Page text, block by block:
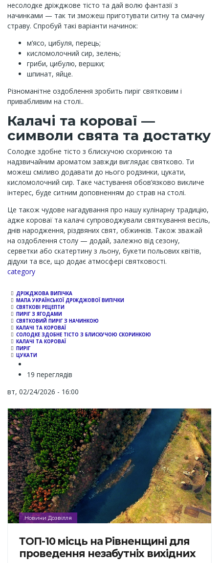
несолодке дріжджове тісто та дай волю фантазії з
начинками — так ти зможеш приготувати ситну та смачну
страву. Спробуй такі варіанти начинок:
м’ясо, цибуля, перець;
кисломолочний сир, зелень;
гриби, цибулю, вершки;
шпинат, яйце.
Різноманітне оздоблення зробить пиріг святковим і
привабливим на столі..
Калачі та короваї —
символи свята та достатку
Солодке здобне тісто з блискучою скоринкою та
надзвичайним ароматом завжди виглядає святково. Ти
можеш сміливо додавати до нього родзинки, цукати,
кисломолочний сир. Таке частування обов’язково викличе
інтерес, буде ситним доповненням до страв на столі.
Це також чудове нагадування про нашу кулінарну традицію,
адже короваї та калачі супроводжували святкування весіль,
днів народження, різдвяних свят, обжинків. Також зважай
на оздоблення столу — додай, залежно від сезону,
серветки або скатертину з льону, букети польових квітів,
дідухи та все, що додає атмосфері святковості.
Channel
category
ДРІЖДЖОВА ВИПІЧКА
МАПА УКРАЇНСЬКОЇ ДРІЖДЖОВОЇ ВИПІЧКИ
СВЯТКОВІ РЕЦЕПТИ
ПИРІГ З ЯГОДАМИ
СВЯТКОВИЙ ПИРІГ З НАЧИНКОЮ
КАЛАЧІ ТА КОРОВАЇ
СОЛОДКЕ ЗДОБНЕ ТІСТО З БЛИСКУЧОЮ СКОРИНКОЮ
КАЛАЧІ ТА КОРОВАЇ
ПИРІГ
ЦУКАТИ
19 переглядів
вт, 02/24/2026 - 16:00
Новини Дозвілля
ТОП-10 місць на Рівненщині для
проведення незабутніх вихідних